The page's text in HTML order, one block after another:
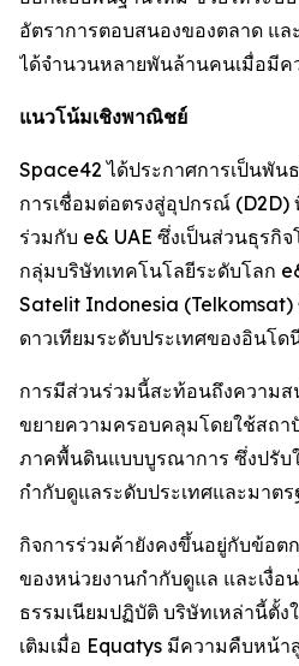
อัตราการตอบสนองของตลาด แล
ได้จำนวนหลายพันล้านคนเมื่อมีค
แนวโน้มเชิงพาณิชย์
Space42 ได้ประกาศการเป็นพัน
การเชื่อมต่อตรงสู่อุปกรณ์ (D2D)
ร่วมกับ e& UAE ซึ่งเป็นส่วนธุรกิ
กลุ่มบริษัทเทคโนโลยีระดับโลก
Satelit Indonesia (Telkomsat)
ดาวเทียมระดับประเทศของอินโด
การมีส่วนร่วมนี้สะท้อนถึงความส
ขยายความครอบคลุมโดยใช้สถา
ภาคพื้นดินแบบบูรณาการ ซึ่งปรับ
กำกับดูแลระดับประเทศและมาตร
กิจการร่วมค้ายังคงขึ้นอยู่กับข้อ
ของหน่วยงานกำกับดูแล และเงื่อ
ธรรมเนียมปฏิบัติ บริษัทเหล่านี้ตั้ง
เติมเมื่อ Equatys มีความคืบหน้า